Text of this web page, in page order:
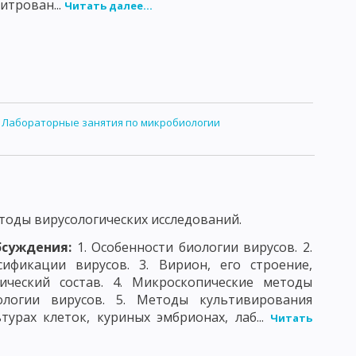
КЛЕЩЕВОГО РИККЕТСИОЗА
АДЕНОВИРИДЕ
ВИРУС СЫВОРОТОЧНОГО ГЕПАТИТА
ВОЗБУДИТЕЛИ ДЕРМАТСМИКОЗОВ
ТОКСОПЛАМЫ
ВОЗДУХА
Читать далее...
Лабораторные занятия по микробиологии
вирусологических исследований.
1. Особенности биологии вирусов. 2.
вирусов. 3. Вирион, его строение,
состав. 4. Микроскопические методы
вирусов. 5. Методы культивирования
клеток, куриных эмбрионах, лаб... Читать